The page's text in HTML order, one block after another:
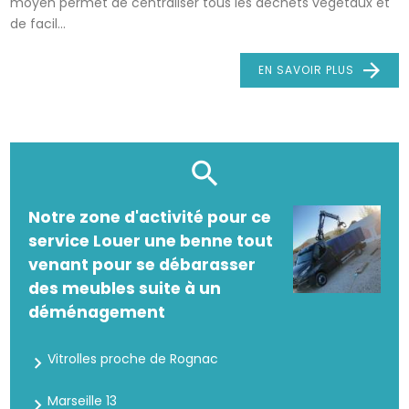
de facil...
EN SAVOIR PLUS
Notre zone d'activité pour ce
service Louer une benne tout
venant pour se débarasser
des meubles suite à un
déménagement
Vitrolles proche de Rognac
Marseille 13